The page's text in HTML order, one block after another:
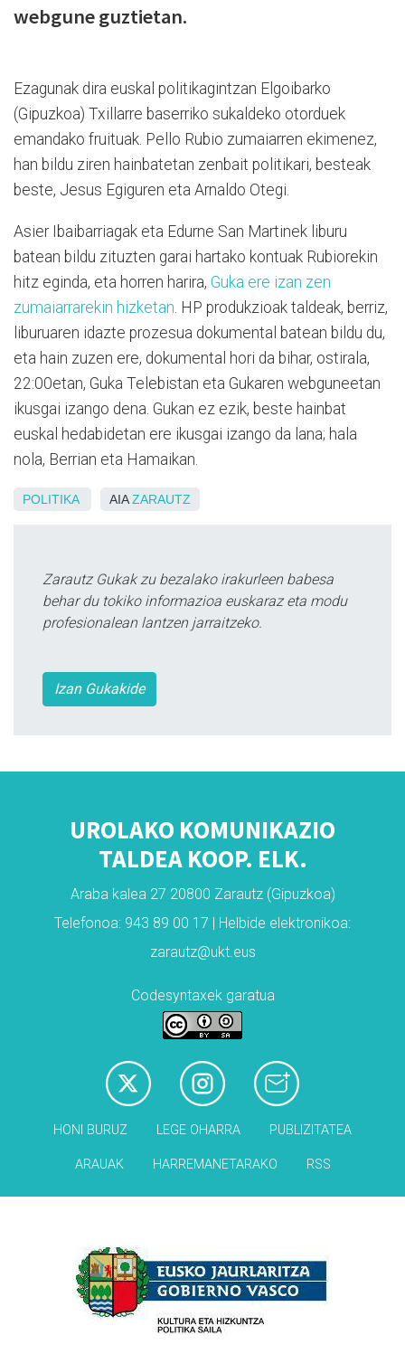
webgune guztietan.
Ezagunak dira euskal politikagintzan Elgoibarko
(Gipuzkoa) Txillarre baserriko sukaldeko otorduek
emandako fruituak. Pello Rubio zumaiarren ekimenez,
han bildu ziren hainbatetan zenbait politikari, besteak
beste, Jesus Egiguren eta Arnaldo Otegi.
Asier Ibaibarriagak eta Edurne San Martinek liburu
batean bildu zituzten garai hartako kontuak Rubiorekin
hitz eginda, eta horren harira, Guka ere izan zen
zumaiarrarekin hizketan. HP produkzioak taldeak, berriz,
liburuaren idazte prozesua dokumental batean bildu du,
eta hain zuzen ere, dokumental hori da bihar, ostirala,
22:00etan, Guka Telebistan eta Gukaren webguneetan
ikusgai izango dena. Gukan ez ezik, beste hainbat
euskal hedabidetan ere ikusgai izango da lana; hala
nola, Berrian eta Hamaikan.
POLITIKA AIAZARAUTZ
Zarautz Gukak zu bezalako irakurleen babesa
behar du tokiko informazioa euskaraz eta modu
profesionalean lantzen jarraitzeko.
Izan Gukakide
UROLAKO KOMUNIKAZIO
TALDEA KOOP. ELK.
Araba kalea 27 20800 Zarautz (Gipuzkoa)
Telefonoa: 943 89 00 17 | Helbide elektronikoa:
zarautz@ukt.eus
Codesyntaxek garatua
HONI BURUZ LEGE OHARRA PUBLIZITATEA
ARAUAK HARREMANETARAKO RSS